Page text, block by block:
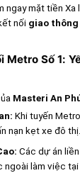
ngay mặt tiền
nối giao
Metro Số 1:
Masteri An
Khi tuyến
nạn kẹt xe đô thị.
Các dự án
ngoài làm việc